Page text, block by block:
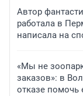
Автор
работала в
написала на
«Мы не
заказов»: в
отказе помочь